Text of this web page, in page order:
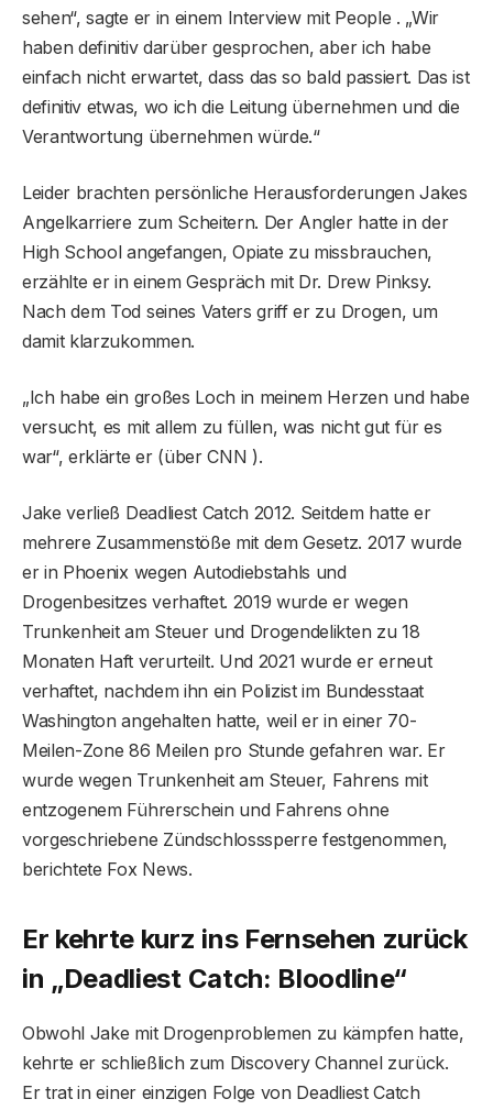
sehen“, sagte er in einem Interview mit People . „Wir
haben definitiv darüber gesprochen, aber ich habe
einfach nicht erwartet, dass das so bald passiert. Das ist
definitiv etwas, wo ich die Leitung übernehmen und die
Verantwortung übernehmen würde.“
Leider brachten persönliche Herausforderungen Jakes
Angelkarriere zum Scheitern. Der Angler hatte in der
High School angefangen, Opiate zu missbrauchen,
erzählte er in einem Gespräch mit Dr. Drew Pinksy.
Nach dem Tod seines Vaters griff er zu Drogen, um
damit klarzukommen.
„Ich habe ein großes Loch in meinem Herzen und habe
versucht, es mit allem zu füllen, was nicht gut für es
war“, erklärte er (über CNN ).
Jake verließ Deadliest Catch 2012. Seitdem hatte er
mehrere Zusammenstöße mit dem Gesetz. 2017 wurde
er in Phoenix wegen Autodiebstahls und
Drogenbesitzes verhaftet. 2019 wurde er wegen
Trunkenheit am Steuer und Drogendelikten zu 18
Monaten Haft verurteilt. Und 2021 wurde er erneut
verhaftet, nachdem ihn ein Polizist im Bundesstaat
Washington angehalten hatte, weil er in einer 70-
Meilen-Zone 86 Meilen pro Stunde gefahren war. Er
wurde wegen Trunkenheit am Steuer, Fahrens mit
entzogenem Führerschein und Fahrens ohne
vorgeschriebene Zündschlosssperre festgenommen,
berichtete Fox News.
Er kehrte kurz ins Fernsehen zurück
in „Deadliest Catch: Bloodline“
Obwohl Jake mit Drogenproblemen zu kämpfen hatte,
kehrte er schließlich zum Discovery Channel zurück.
Er trat in einer einzigen Folge von Deadliest Catch